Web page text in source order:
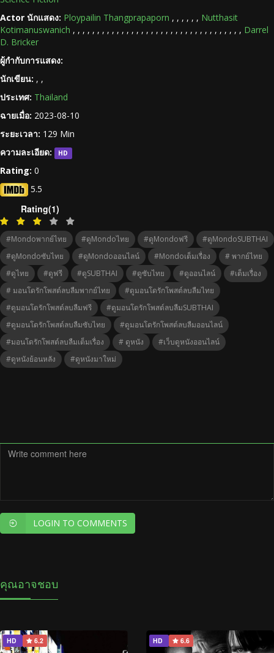
Actor นักแสดง: Ploypailin Thangprapaporn , , , , , , Nutthasit
Kotimanuswanich , , , , , , , , , , , , , , , , , , , , , , , , , , , , , , , , , , , Darrel
D. Bricker
ผู้กำกับการแสดง:
นักเขียน: , ,
ประเทศ: Thailand
ฉายเมื่อ: 2023-08-10
ระยะเวลา: 129 Min
ความละเอียด:
HD
Rating: 0
5.5
Rating(1)
#Mondoพากย์ไทย #ดูMondoไทย #ดูMondoฟรี
#ดูMondoSUBTHAI
#ดูMondoซับไทย
#ดูMondoออนไลน์ #Mondoเต็มเรื่อง
# พากย์ไทย
#ดูไทย
#ดูฟรี #ดูSUBTHAI #ดูซับไทย #ดูออนไลน์
#เต็มเรื่อง
# มอนโดรักโพสต์ลบลืมพากย์ไทย
#ดูมอนโดรักโพสต์ลบลืมไทย
#ดูมอนโดรักโพสต์ลบลืมฟรี
#ดูมอนโดรักโพสต์ลบลืมSUBTHAI
#ดูมอนโดรักโพสต์ลบลืมซับไทย
#ดูมอนโดรักโพสต์ลบลืมออนไลน์
#มอนโดรักโพสต์ลบลืมเต็มเรื่อง
# ดูหนัง
#เว็บดูหนังออนไลน์
#ดูหนังย้อนหลัง
#ดูหนังมาใหม่
LOGIN TO COMMENTS
คุณอาจชอบ
HD 6.2 HD 6.6